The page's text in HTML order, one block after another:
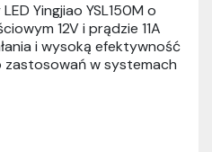
Yingjiao YSL150M o
12V i prądzie 11A
i wysoką efektywność
w systemach